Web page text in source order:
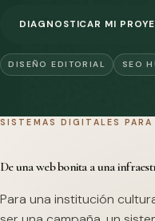
DIAGNOSTICAR MI
DISEÑO EDITORIAL SEO
SISTEMAS DIGITALES PARA
De una web bonita a una
Para una institución